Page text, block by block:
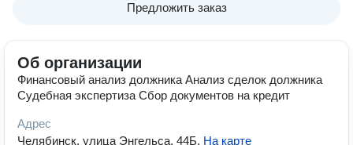
Предложить заказ
Об организации
Финансовый анализ должника Анализ сделок должника
Судебная экспертиза Сбор документов на кредит
Адрес
Челябинск, улица Энгельса, 44Б. На карте